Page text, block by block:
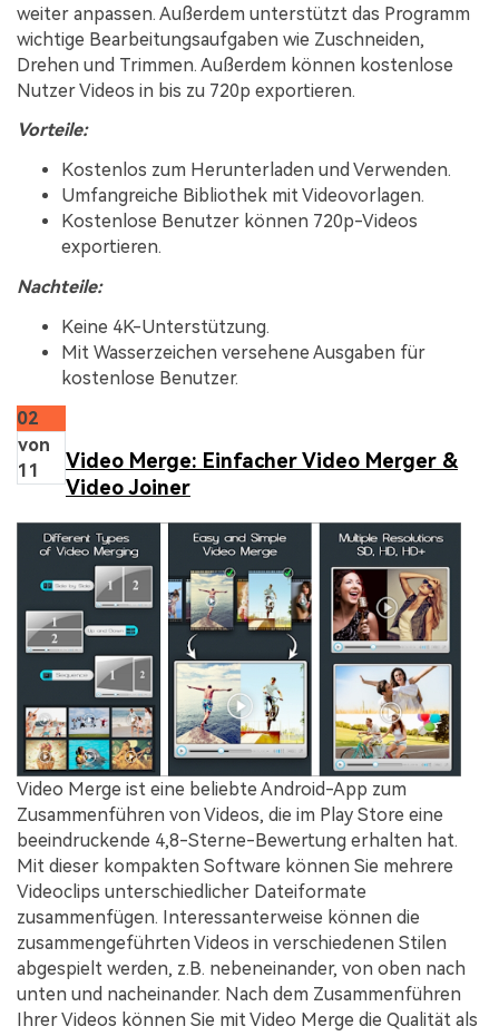
weiter anpassen. Außerdem unterstützt das Programm
wichtige Bearbeitungsaufgaben wie Zuschneiden,
Drehen und Trimmen. Außerdem können kostenlose
Nutzer Videos in bis zu 720p exportieren.
Vorteile:
Kostenlos zum Herunterladen und Verwenden.
Umfangreiche Bibliothek mit Videovorlagen.
Kostenlose Benutzer können 720p-Videos
exportieren.
Nachteile:
Keine 4K-Unterstützung.
Mit Wasserzeichen versehene Ausgaben für
kostenlose Benutzer.
02
von
11
Video Merge: Einfacher Video Merger &
Video Joiner
Video Merge ist eine beliebte Android-App zum
Zusammenführen von Videos, die im Play Store eine
beeindruckende 4,8-Sterne-Bewertung erhalten hat.
Mit dieser kompakten Software können Sie mehrere
Videoclips unterschiedlicher Dateiformate
zusammenfügen. Interessanterweise können die
zusammengeführten Videos in verschiedenen Stilen
abgespielt werden, z.B. nebeneinander, von oben nach
unten und nacheinander. Nach dem Zusammenführen
Ihrer Videos können Sie mit Video Merge die Qualität als